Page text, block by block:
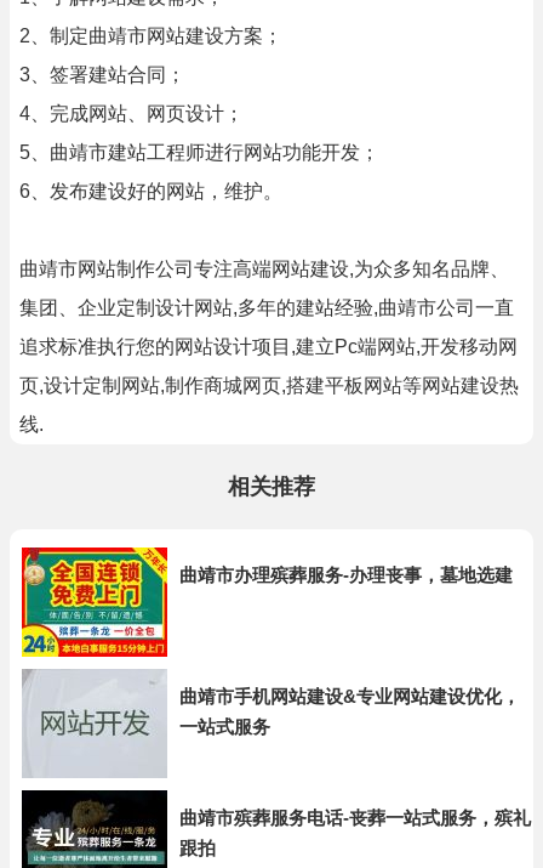
2、制定曲靖市网站建设方案；
3、签署建站合同；
4、完成网站、网页设计；
5、曲靖市建站工程师进行网站功能开发；
6、发布建设好的网站，维护。
曲靖市网站制作公司专注高端网站建设,为众多知名品牌、
集团、企业定制设计网站,多年的建站经验,曲靖市公司一直
追求标准执行您的网站设计项目,建立Pc端网站,开发移动网
页,设计定制网站,制作商城网页,搭建平板网站等网站建设热
线.
相关推荐
曲靖市办理殡葬服务-办理丧事，墓地选建
曲靖市手机网站建设&专业网站建设优化，
一站式服务
曲靖市殡葬服务电话-丧葬一站式服务，殡礼
跟拍